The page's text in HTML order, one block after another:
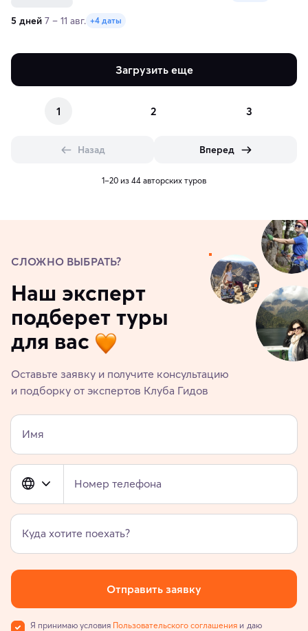
5 дней 7 – 11 авг. +4 даты
Загрузить еще
1 2 3
Назад Вперед
1–20 из 44 авторских туров
СЛОЖНО ВЫБРАТЬ?
Наш эксперт
подберет туры
для вас
Оставьте заявку и получите консультацию
и подборку от экспертов Клуба Гидов
Имя
Номер телефона
Куда хотите поехать?
Отправить заявку
Я принимаю условия Пользовательского соглашения и даю